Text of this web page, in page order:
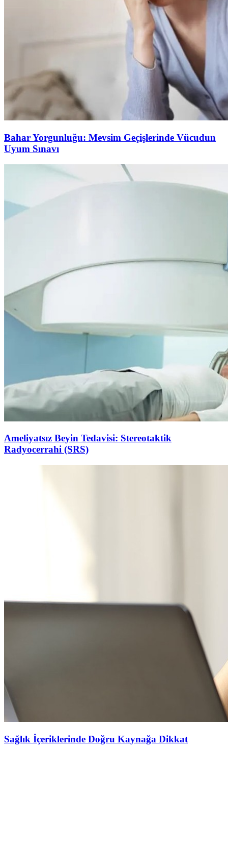
Bahar Yorgunluğu: Mevsim Geçişlerinde Vücudun
Uyum Sınavı
Ameliyatsız Beyin Tedavisi: Stereotaktik
Radyocerrahi (SRS)
Sağlık İçeriklerinde Doğru Kaynağa Dikkat